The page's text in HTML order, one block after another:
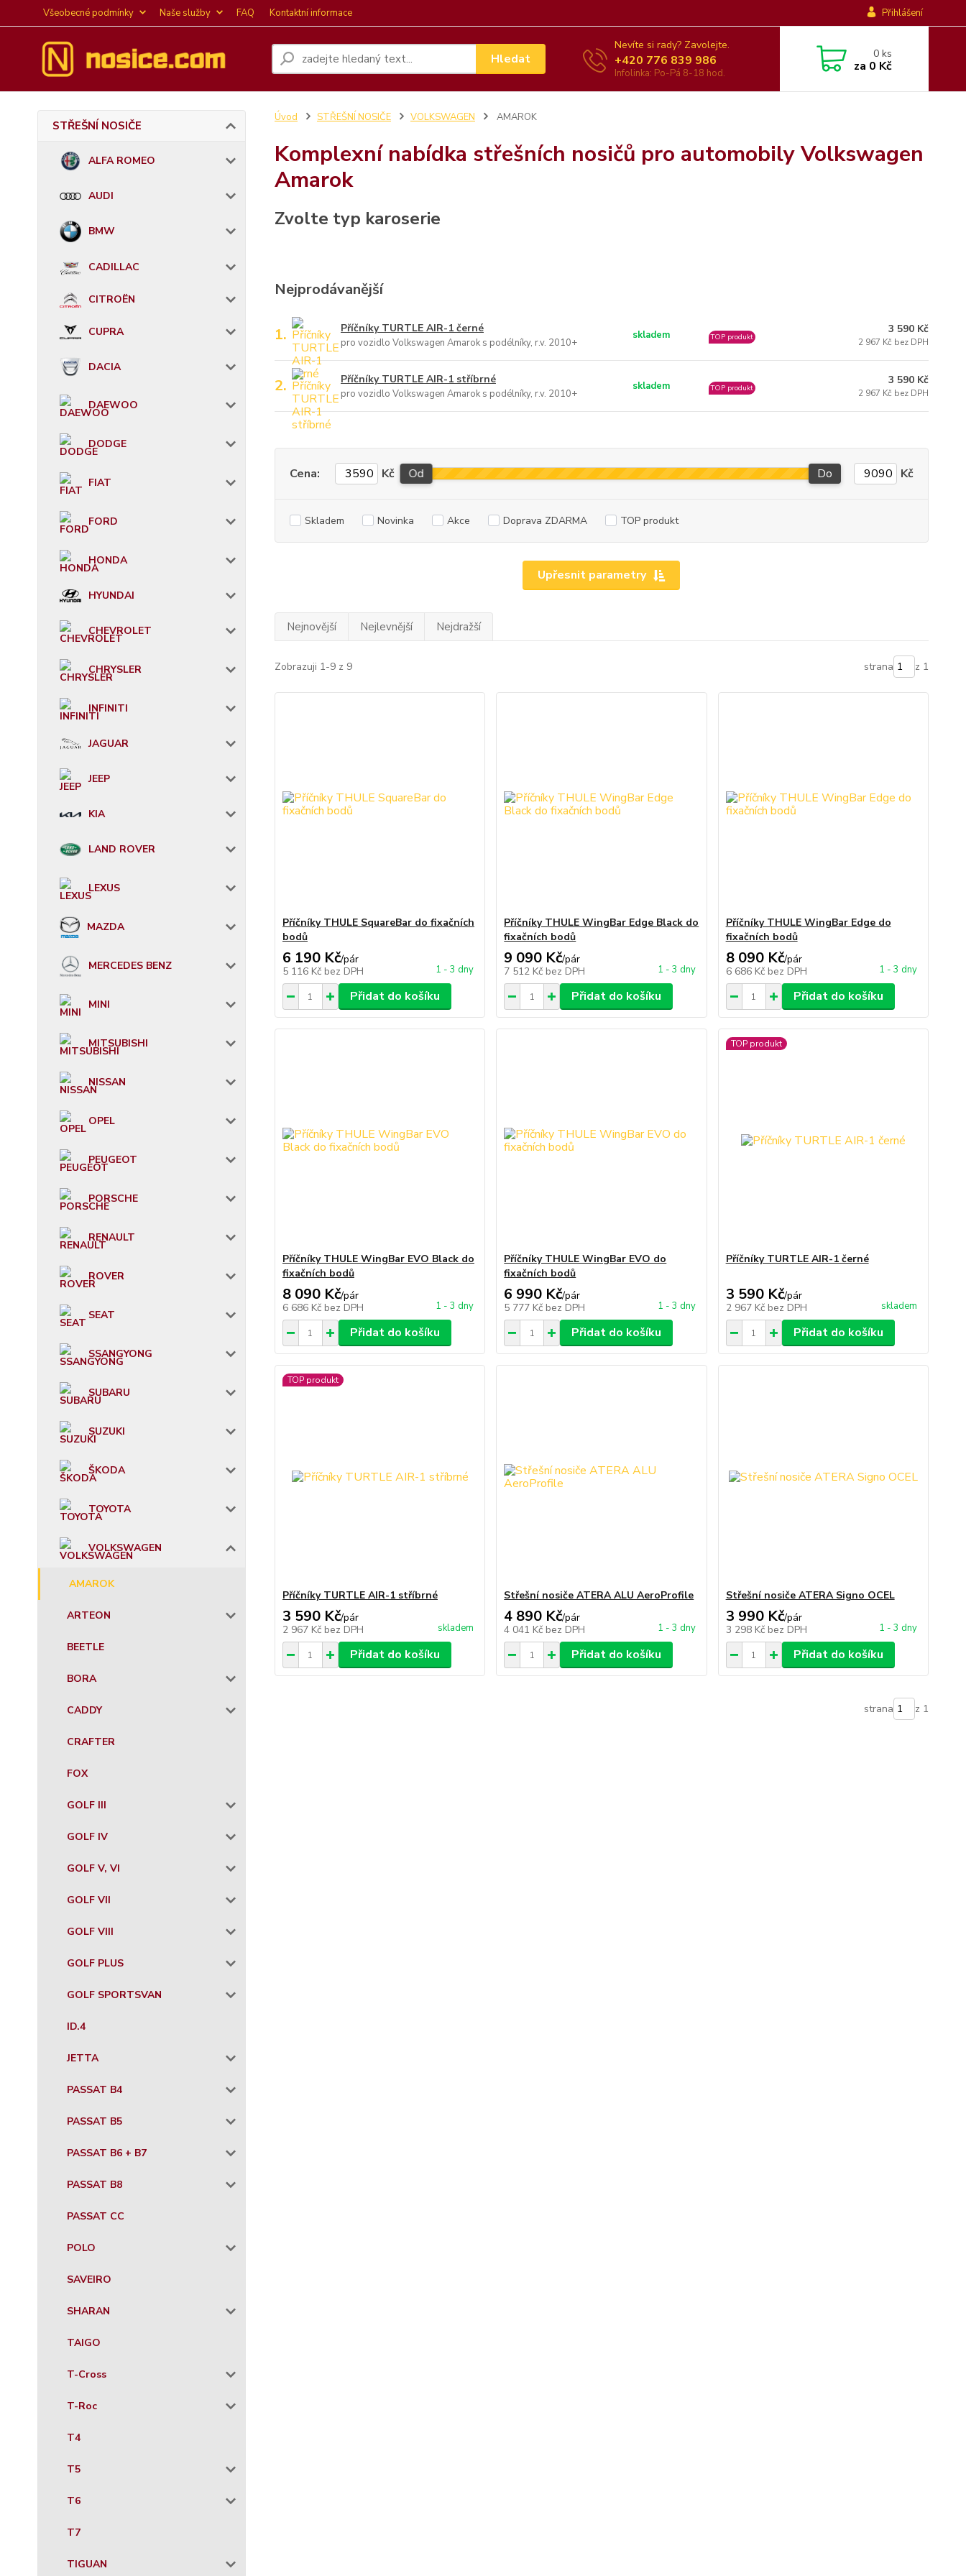
Všeobecné podmínky Naše služby FAQ Kontaktní informace Přihlášení
Hledat
Nevíte si rady? Zavolejte.
+420 776 839 986
Infolinka: Po-Pá 8-18 hod.
0ks
za 0 Kč
STŘEŠNÍ NOSIČE
ALFA ROMEO
AUDI
BMW
CADILLAC
CITROËN
CUPRA
DACIA
DAEWOO
DODGE
FIAT
FORD
HONDA
HYUNDAI
CHEVROLET
CHRYSLER
INFINITI
JAGUAR
JEEP
KIA
LAND ROVER
LEXUS
MAZDA
MERCEDES BENZ
MINI
MITSUBISHI
NISSAN
OPEL
PEUGEOT
PORSCHE
RENAULT
ROVER
SEAT
SSANGYONG
SUBARU
SUZUKI
ŠKODA
TOYOTA
VOLKSWAGEN
AMAROK
ARTEON
BEETLE
BORA
CADDY
CRAFTER
FOX
GOLF III
GOLF IV
GOLF V, VI
GOLF VII
GOLF VIII
GOLF PLUS
GOLF SPORTSVAN
ID.4
JETTA
PASSAT B4
PASSAT B5
PASSAT B6 + B7
PASSAT B8
PASSAT CC
POLO
SAVEIRO
SHARAN
TAIGO
T-Cross
T-Roc
T4
T5
T6
T7
TIGUAN
Úvod STŘEŠNÍ NOSIČE VOLKSWAGEN AMAROK
Komplexní nabídka střešních nosičů pro automobily Volkswagen
Amarok
Zvolte typ karoserie
Nejprodávanější
1. Příčníky TURTLE AIR-1 černé
pro vozidlo Volkswagen Amarok s podélníky, r.v. 2010+
skladem TOP produkt
3 590 Kč
2 967 Kč bez DPH
2. Příčníky TURTLE AIR-1 stříbrné
pro vozidlo Volkswagen Amarok s podélníky, r.v. 2010+
skladem TOP produkt
3 590 Kč
2 967 Kč bez DPH
Upřesnit parametry
Cena: Kč Od Do Kč
Skladem Novinka Akce Doprava ZDARMA TOP produkt
Nejnovější Nejlevnější Nejdražší
Zobrazuji 1-9 z 9 strana z 1
Příčníky THULE SquareBar do fixačních
bodů
6 190 Kč/pár
5 116 Kč bez DPH 1 - 3 dny
Přidat do košíku
Příčníky THULE WingBar Edge Black do
fixačních bodů
9 090 Kč/pár
7 512 Kč bez DPH 1 - 3 dny
Přidat do košíku
Příčníky THULE WingBar Edge do
fixačních bodů
8 090 Kč/pár
6 686 Kč bez DPH 1 - 3 dny
Přidat do košíku
Příčníky THULE WingBar EVO Black do
fixačních bodů
8 090 Kč/pár
6 686 Kč bez DPH 1 - 3 dny
Přidat do košíku
Příčníky THULE WingBar EVO do
fixačních bodů
6 990 Kč/pár
5 777 Kč bez DPH 1 - 3 dny
Přidat do košíku
TOP produkt
Příčníky TURTLE AIR-1 černé
3 590 Kč/pár
2 967 Kč bez DPH skladem
Přidat do košíku
TOP produkt
Příčníky TURTLE AIR-1 stříbrné
3 590 Kč/pár
2 967 Kč bez DPH skladem
Přidat do košíku
Střešní nosiče ATERA ALU AeroProfile
4 890 Kč/pár
4 041 Kč bez DPH 1 - 3 dny
Přidat do košíku
Střešní nosiče ATERA Signo OCEL
3 990 Kč/pár
3 298 Kč bez DPH 1 - 3 dny
Přidat do košíku
strana z 1